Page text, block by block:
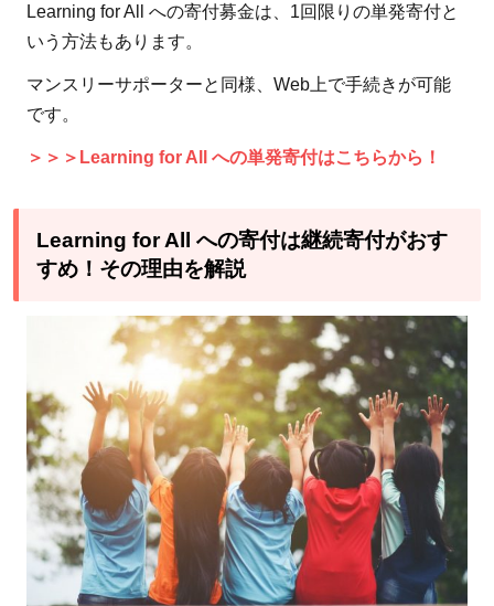
Learning for All への寄付募金は、1回限りの単発寄付と
いう方法もあります。
マンスリーサポーターと同様、Web上で手続きが可能
です。
＞＞＞Learning for All への単発寄付はこちらから！
Learning for All への寄付は継続寄付がおす
すめ！その理由を解説